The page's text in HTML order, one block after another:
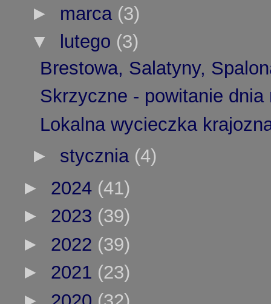
► marca (3)
▼
lutego (3)
Brestowa, Salatyny,
Skrzyczne - powitanie
Lokalna wycieczka
► stycznia (4)
► 2024 (41)
► 2023 (39)
► 2022 (39)
► 2021 (23)